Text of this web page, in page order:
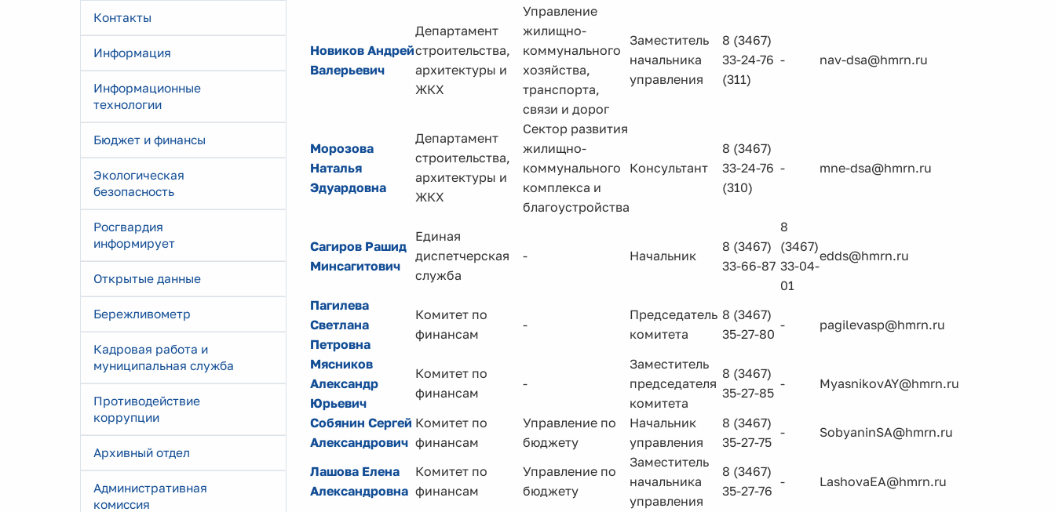
Контакты
Информация
Информационные
технологии
Бюджет и финансы
Экологическая
безопасность
Росгвардия
информирует
Открытые данные
Бережливометр
Кадровая работа и
муниципальная служба
Противодействие
коррупции
Архивный отдел
Административная
комиссия
Новиков Андрей
Валерьевич
Департамент
строительства,
архитектуры и
ЖКХ
Управление
жилищно-
коммунального
хозяйства,
транспорта,
связи и дорог
Заместитель
начальника
управления
8 (3467)
33-24-76
(311)
- nav-dsa@hmrn.ru
Морозова
Наталья
Эдуардовна
Департамент
строительства,
архитектуры и
ЖКХ
Сектор развития
жилищно-
коммунального
комплекса и
благоустройства
Консультант
8 (3467)
33-24-76
(310)
- mne-dsa@hmrn.ru
Сагиров Рашид
Минсагитович
Единая
диспетчерская
служба
- Начальник
8 (3467)
33-66-87
8
(3467)
33-04-
01
edds@hmrn.ru
Пагилева
Светлана
Петровна
Комитет по
финансам
-
Председатель
комитета
8 (3467)
35-27-80
- pagilevasp@hmrn.ru
Мясников
Александр
Юрьевич
Комитет по
финансам
-
Заместитель
председателя
комитета
8 (3467)
35-27-85
- MyasnikovAY@hmrn.ru
Собянин Сергей
Александрович
Комитет по
финансам
Управление по
бюджету
Начальник
управления
8 (3467)
35-27-75
- SobyaninSA@hmrn.ru
Лашова Елена
Александровна
Комитет по
финансам
Управление по
бюджету
Заместитель
начальника
управления
8 (3467)
35-27-76
- LashovaEA@hmrn.ru